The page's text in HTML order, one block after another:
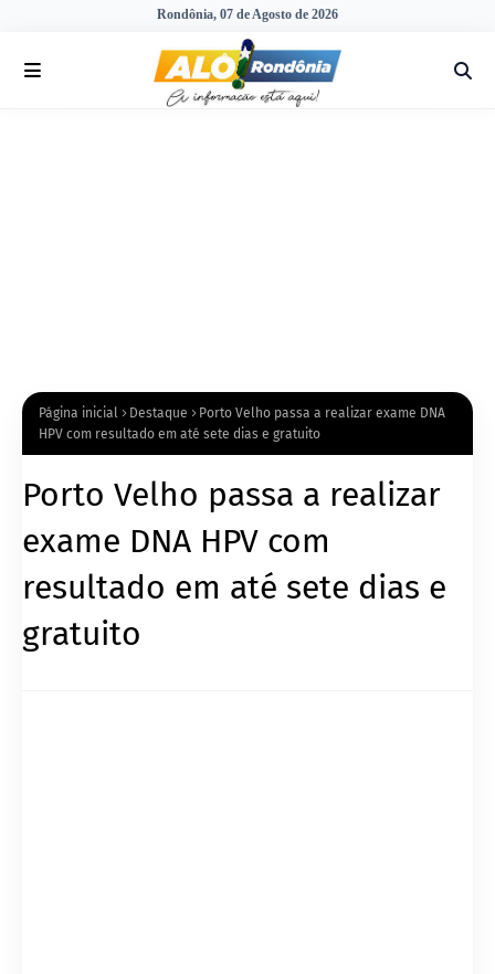
Rondônia, 07 de Agosto de 2026
Página inicial Destaque
Porto Velho passa a realizar exame DNA
HPV com resultado em até sete dias e gratuito
Porto Velho passa a realizar
exame DNA HPV com
resultado em até sete dias e
gratuito